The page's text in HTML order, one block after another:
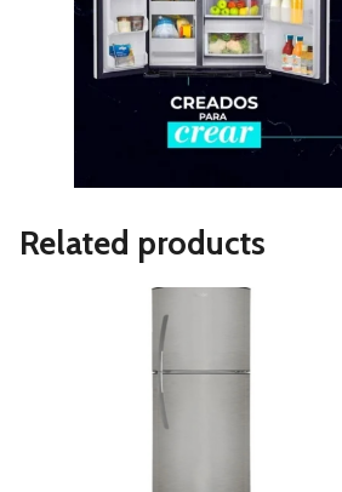
Related products